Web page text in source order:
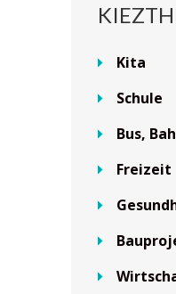
Kita
Schule
Bus,
Freizeit